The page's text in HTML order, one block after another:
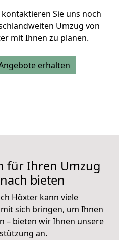
Sie uns noch
Umzug von
mit Ihnen zu planen.
erhalten
für Ihren Umzug
bieten
Höxter kann viele
sich bringen, um Ihnen
– bieten wir Ihnen unsere
an.